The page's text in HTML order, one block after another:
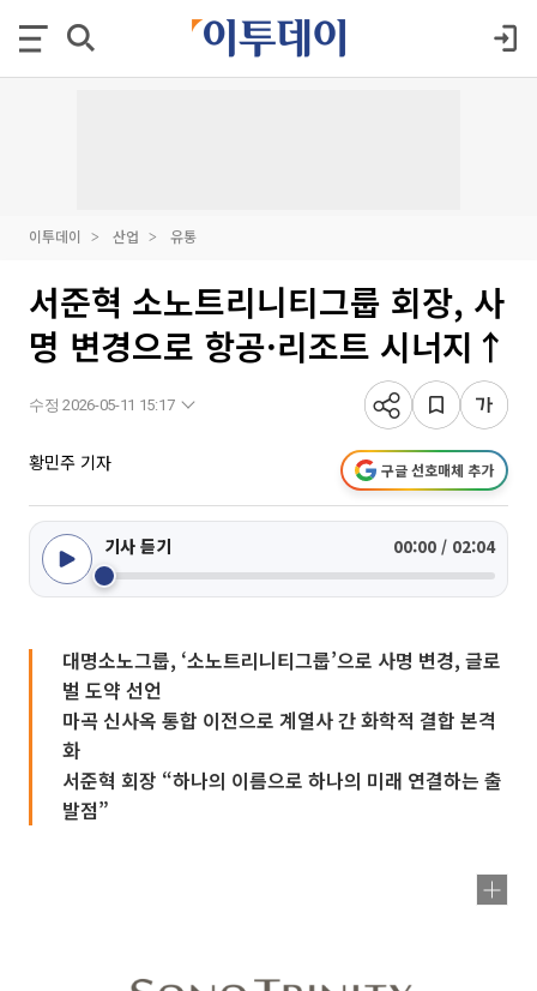
이투데이 산업 유통
서준혁 소노트리니티그룹 회장, 사
명 변경으로 항공·리조트 시너지↑
수정 2026-05-11 15:17
황민주 기자 구글 선호매체 추가
기사 듣기 00:00 / 02:04
대명소노그룹, ‘소노트리니티그룹’으로 사명 변경, 글로
벌 도약 선언
마곡 신사옥 통합 이전으로 계열사 간 화학적 결합 본격
화
서준혁 회장 “하나의 이름으로 하나의 미래 연결하는 출
발점”